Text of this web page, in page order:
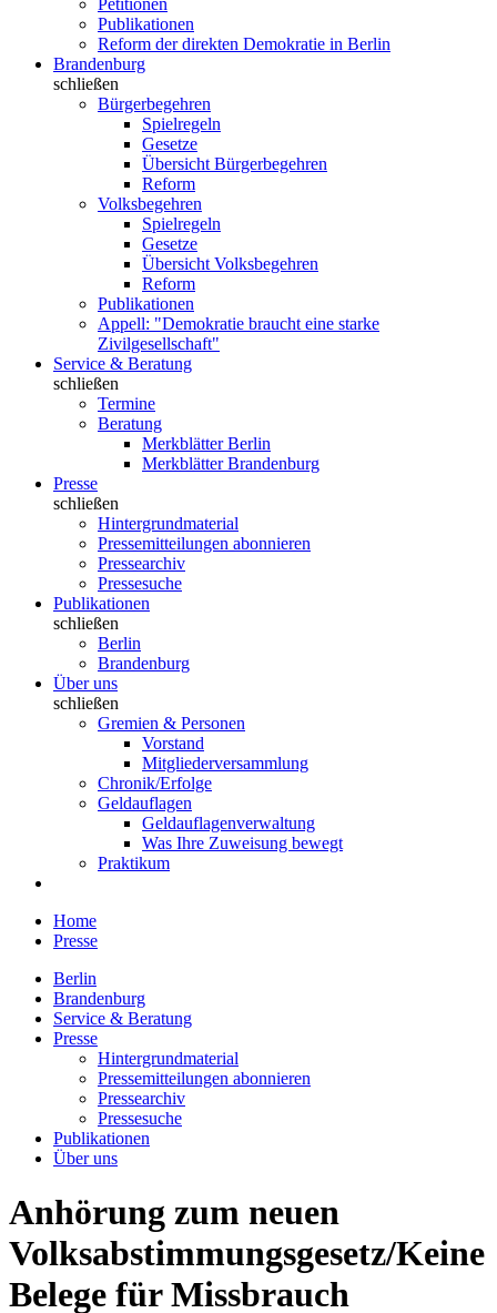
Petitionen
Publikationen
Reform der direkten Demokratie in Berlin
Brandenburg
schließen
Bürgerbegehren
Spielregeln
Gesetze
Übersicht Bürgerbegehren
Reform
Volksbegehren
Spielregeln
Gesetze
Übersicht Volksbegehren
Reform
Publikationen
Appell: "Demokratie braucht eine starke
Zivilgesellschaft"
Service & Beratung
schließen
Termine
Beratung
Merkblätter Berlin
Merkblätter Brandenburg
Presse
schließen
Hintergrundmaterial
Pressemitteilungen abonnieren
Pressearchiv
Pressesuche
Publikationen
schließen
Berlin
Brandenburg
Über uns
schließen
Gremien & Personen
Vorstand
Mitgliederversammlung
Chronik/Erfolge
Geldauflagen
Geldauflagenverwaltung
Was Ihre Zuweisung bewegt
Praktikum
Home
Presse
Berlin
Brandenburg
Service & Beratung
Presse
Hintergrundmaterial
Pressemitteilungen abonnieren
Pressearchiv
Pressesuche
Publikationen
Über uns
Anhörung zum neuen
Volksabstimmungsgesetz/Keine
Belege für Missbrauch